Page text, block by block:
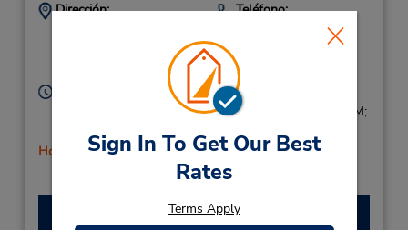
Sign In To Get Our Best
Rates
Terms Apply
Dirección:
United States
Teléfono:
Location Type:
Corporate
Sun 8:00 AM - 2:00 PM; Mon - Fri 8:00 AM - 6:00 PM;
Holiday Hours
Hacer una reservación